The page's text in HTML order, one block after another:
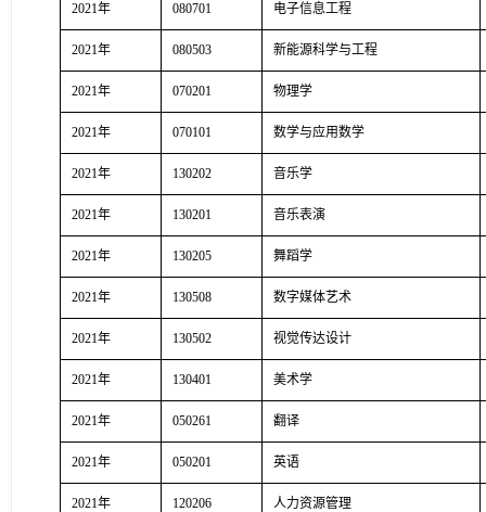
2021年 080701 电子信息工程
2021年 080503 新能源科学与工程
2021年 070201 物理学
2021年 070101 数学与应用数学
2021年 130202 音乐学
2021年 130201 音乐表演
2021年 130205 舞蹈学
2021年 130508 数字媒体艺术
2021年 130502 视觉传达设计
2021年 130401 美术学
2021年 050261 翻译
2021年 050201 英语
2021年 120206 人力资源管理